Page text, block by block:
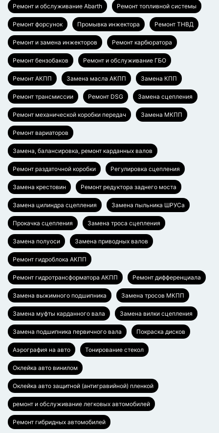
Ремонт и обслуживание Abarth Ремонт топливной системы
Ремонт форсунок Промывка инжектора Ремонт ТНВД
Ремонт и замена инжекторов Ремонт карбюратора
Ремонт бензобаков Ремонт и обслуживание ГБО
Ремонт АКПП Замена масла АКПП Замена КПП
Ремонт трансмиссии Ремонт DSG Замена сцепления
Ремонт механической коробки передач Замена МКПП
Ремонт вариаторов
Замена, балансировка, ремонт карданных валов
Ремонт раздаточной коробки Регулировка сцепления
Замена крестовин Ремонт редуктора заднего моста
Замена цилиндра сцепления Замена пыльника ШРУСа
Прокачка сцепления Замена троса сцепления
Замена полуоси Замена приводных валов
Ремонт гидроблока АКПП
Ремонт гидротрансформатора АКПП Ремонт дифференциала
Замена выжимного подшипника Замена тросов МКПП
Замена муфты карданного вала Замена вилки сцепления
Замена подшипника первичного вала Покраска дисков
Аэрография на авто Тонирование стекол
Оклейка авто винилом
Оклейка авто защитной (антигравийной) пленкой
ремонт и обслуживание легковых автомобилей
Ремонт гибридных автомобилей